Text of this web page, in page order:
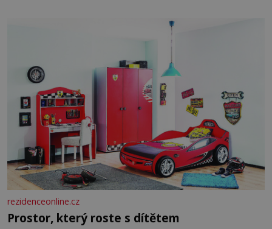
bohatou historií i luxusem.Zjistěte,
rezidenceonline.cz
Prostor, který roste s dítětem